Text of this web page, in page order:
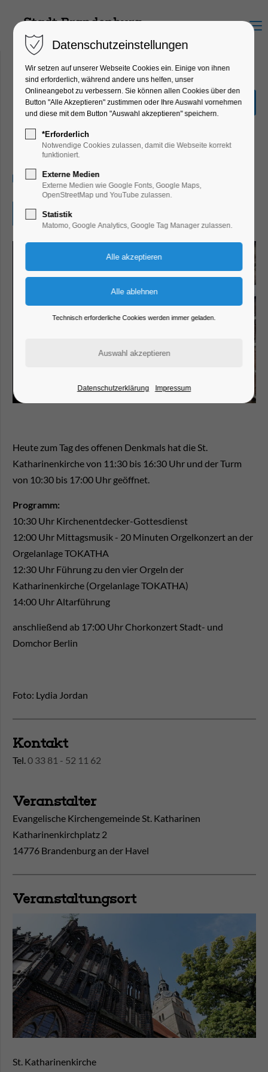
Menu
Tag des offenen Denkmals:
Sonderöffnung Kirchturm
St. Katharinenkirche
Führung, Highlight, Mitmach-Aktion
14.09.2025, 10:30–17:00
Eintritt frei
Heute zum Tag des offenen Denkmals hat die St.
Katharinenkirche von 11:30 bis 16:30 Uhr und der Turm
von 10:30 bis 17:00 Uhr geöffnet.
Programm:
10:30 Uhr Kirchenentdecker-Gottesdienst
12:00 Uhr Mittagsmusik - 20 Minuten Orgelkonzert an der
Orgelanlage TOKATHA
12:30 Uhr Führung zu den vier Orgeln der
Katharinenkirche (Orgelanlage TOKATHA)
14:00 Uhr Altarführung
anschließend ab 17:00 Uhr Chorkonzert Stadt- und
Domchor Berlin
Foto: Lydia Jordan
Kontakt
Tel.0 33 81 - 52 11 62
Veranstalter
Evangelische Kirchengemeinde St. Katharinen
Katharinenkirchplatz 2
14776 Brandenburg an der Havel
Veranstaltungsort
St. Katharinenkirche
Datenschutzeinstellungen
Wir setzen auf unserer Webseite Cookies ein. Einige von ihnen
sind erforderlich, während andere uns helfen, unser
Onlineangebot zu verbessern. Sie können allen Cookies über den
Button "Alle Akzeptieren" zustimmen oder Ihre Auswahl vornehmen
und diese mit dem Button "Auswahl akzeptieren" speichern.
*Erforderlich
Notwendige Cookies zulassen, damit die Webseite korrekt
funktioniert.
Externe Medien
Externe Medien wie Google Fonts, Google Maps,
OpenStreetMap und YouTube zulassen.
Statistik
Matomo, Google Analytics, Google Tag Manager zulassen.
Technisch erforderliche Cookies werden immer geladen.
Datenschutzerklärung Impressum